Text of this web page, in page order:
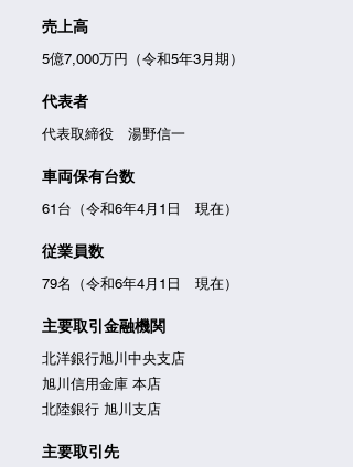
売上高
5億7,000万円（令和5年3月期）
代表者
代表取締役 湯野信一
車両保有台数
61台（令和6年4月1日 現在）
従業員数
79名（令和6年4月1日 現在）
主要取引金融機関
北洋銀行旭川中央支店
旭川信用金庫 本店
北陸銀行 旭川支店
主要取引先